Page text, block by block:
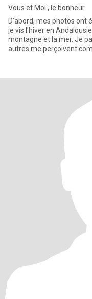
Vous et Moi , le bonheur
D'abord, mes photos ont
je vis l'hiver en
montagne et la mer. Je
autres me perçoivent